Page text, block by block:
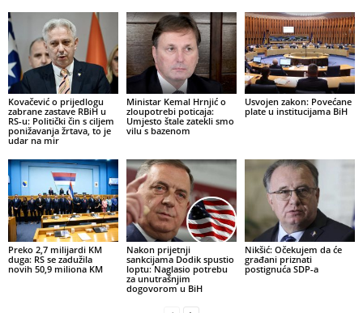
Kovačević o prijedlogu
zabrane zastave RBiH u
RS-u: Politički čin s ciljem
ponižavanja žrtava, to je
udar na mir
Ministar Kemal Hrnjić o
zloupotrebi poticaja:
Umjesto štale zatekli smo
vilu s bazenom
Usvojen zakon: Povećane
plate u institucijama BiH
Preko 2,7 milijardi KM
duga: RS se zadužila
novih 50,9 miliona KM
Nakon prijetnji
sankcijama Dodik spustio
loptu: Naglasio potrebu
za unutrašnjim
dogovorom u BiH
Nikšić: Očekujem da će
građani priznati
postignuća SDP-a